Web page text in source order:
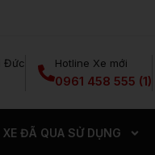
Đức
Hotline Xe mới
0961 458 555 (1)
XE ĐÃ QUA SỬ DỤNG